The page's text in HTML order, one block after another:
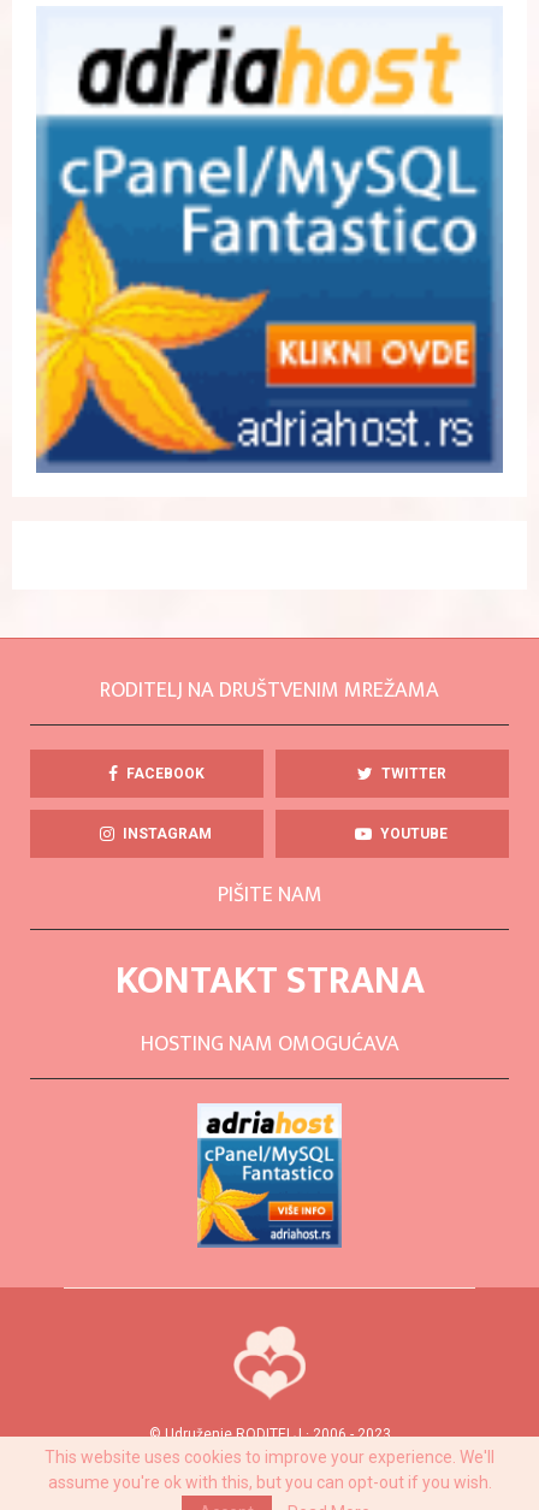
RODITELJ NA DRUŠTVENIM MREŽAMA
FACEBOOK TWITTER
INSTAGRAM YOUTUBE
PIŠITE NAM
KONTAKT STRANA
HOSTING NAM OMOGUĆAVA
© Udruženje RODITELJ · 2006 - 2023
Privacy Policy Izveštaji
eKnjiga Sve o dojenju
This website uses cookies to improve your experience. We'll
assume you're ok with this, but you can opt-out if you wish.